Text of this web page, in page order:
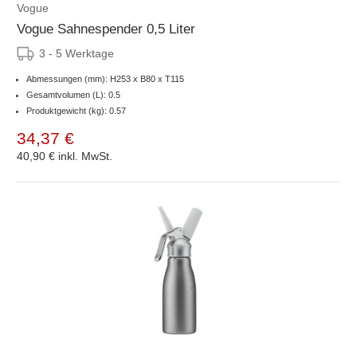
Vogue
Vogue Sahnespender 0,5 Liter
3 - 5 Werktage
Abmessungen (mm): H253 x B80 x T115
Gesamtvolumen (L): 0.5
Produktgewicht (kg): 0.57
34,37 €
40,90 € inkl. MwSt.